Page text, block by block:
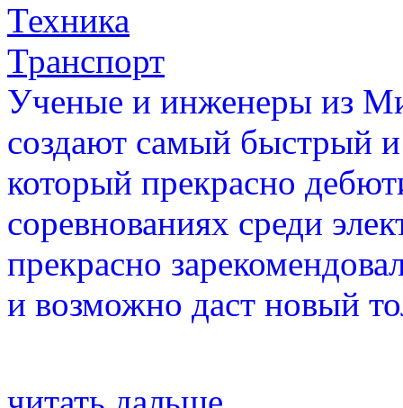
Техника
Транспорт
Ученые и инженеры из
создают самый быстрый
который прекрасно
соревнованиях среди
прекрасно
и возможно даст новый